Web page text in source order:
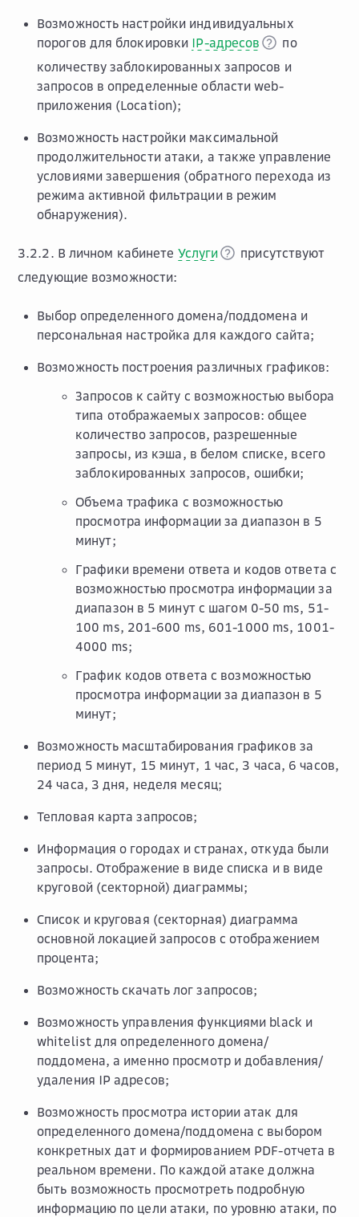
Возможность настройки индивидуальных
порогов для блокировки IP-адресов
по
количеству заблокированных запросов и
запросов в определенные области web-
приложения (Location);
Возможность настройки максимальной
продолжительности атаки, а также управление
условиями завершения (обратного перехода из
режима активной фильтрации в режим
обнаружения).
3.2.2. В личном кабинете Услуги
присутствуют
следующие возможности:
Выбор определенного домена/поддомена и
персональная настройка для каждого сайта;
Возможность построения различных графиков:
Запросов к сайту с возможностью выбора
типа отображаемых запросов: общее
количество запросов, разрешенные
запросы, из кэша, в белом списке, всего
заблокированных запросов, ошибки;
Объема трафика с возможностью
просмотра информации за диапазон в 5
минут;
Графики времени ответа и кодов ответа с
возможностью просмотра информации за
диапазон в 5 минут с шагом 0-50 ms, 51-
100 ms, 201-600 ms, 601-1000 ms, 1001-
4000 ms;
График кодов ответа с возможностью
просмотра информации за диапазон в 5
минут;
Возможность масштабирования графиков за
период 5 минут, 15 минут, 1 час, 3 часа, 6 часов,
24 часа, 3 дня, неделя месяц;
Тепловая карта запросов;
Информация о городах и странах, откуда были
запросы. Отображение в виде списка и в виде
круговой (секторной) диаграммы;
Список и круговая (секторная) диаграмма
основной локацией запросов с отображением
процента;
Возможность скачать лог запросов;
Возможность управления функциями black и
whitelist для определенного домена/
поддомена, а именно просмотр и добавления/
удаления IP адресов;
Возможность просмотра истории атак для
определенного домена/поддомена с выбором
конкретных дат и формированием PDF-отчета в
реальном времени. По каждой атаке должна
быть возможность просмотреть подробную
информацию по цели атаки, по уровню атаки, по